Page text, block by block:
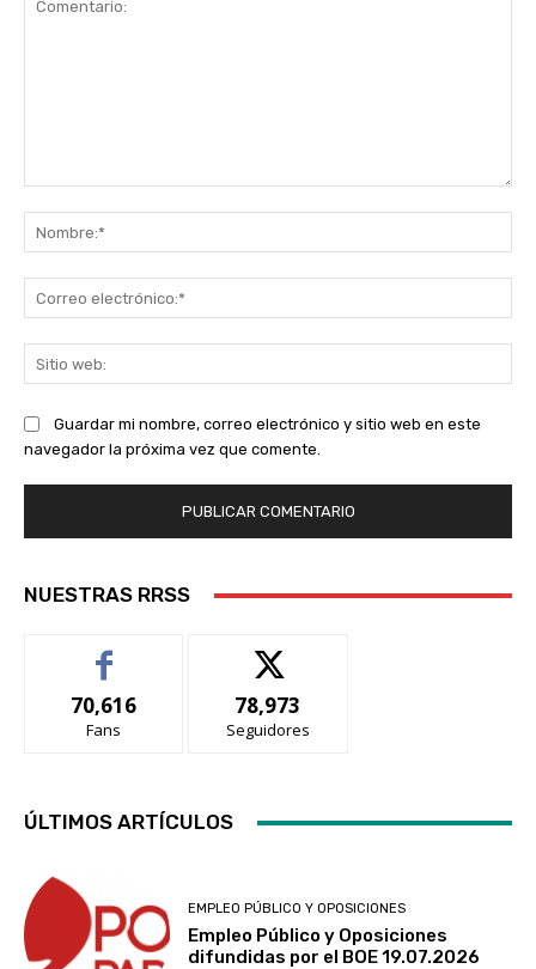
Guardar mi nombre, correo electrónico y sitio web en este
navegador la próxima vez que comente.
NUESTRAS RRSS
70,616
Fans
78,973
Seguidores
ÚLTIMOS ARTÍCULOS
EMPLEO PÚBLICO Y OPOSICIONES
Empleo Público y Oposiciones
difundidas por el BOE 19.07.2026